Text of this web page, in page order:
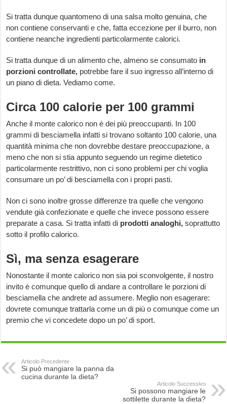
Si tratta dunque quantomeno di una salsa molto genuina, che
non contiene conservanti e che, fatta eccezione per il burro, non
contiene neanche ingredienti particolarmente calorici.
Si tratta dunque di un alimento che, almeno se consumato in
porzioni controllate, potrebbe fare il suo ingresso all’interno di
un piano di dieta. Vediamo come.
Circa 100 calorie per 100 grammi
Anche il monte calorico non è dei più preoccupanti. In 100
grammi di besciamella infatti si trovano soltanto 100 calorie, una
quantità minima che non dovrebbe destare preoccupazione, a
meno che non si stia appunto seguendo un regime dietetico
particolarmente restrittivo, non ci sono problemi per chi voglia
consumare un po’ di besciamella con i propri pasti.
Non ci sono inoltre grosse differenze tra quelle che vengono
vendute già confezionate e quelle che invece possono essere
preparate a casa. Si tratta infatti di prodotti analoghi, soprattutto
sotto il profilo calorico.
Sì, ma senza esagerare
Nonostante il monte calorico non sia poi sconvolgente, il nostro
invito è comunque quello di andare a controllare le porzioni di
besciamella che andrete ad assumere. Meglio non esagerare:
dovrete comunque trattarla come un di più o comunque come un
premio che vi concedete dopo un po’ di sport.
Articolo Precedente
Si può mangiare la panna da
cucina durante la dieta?
Articolo Successivo
Si possono mangiare le
sottilette durante la dieta?